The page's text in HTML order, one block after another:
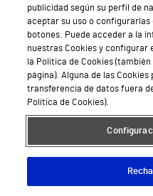
Teléfono
Teléfono
Política de
Conoce
Aviso Legal Política de cookies Política
publicidad según su perfil de
aceptar su uso o
botones. Puede acceder a la
nuestras Cookies y configurar
la Política de Cookies
página). Alguna de las Cookies
transferencia de datos fuera
Política de Cookies).